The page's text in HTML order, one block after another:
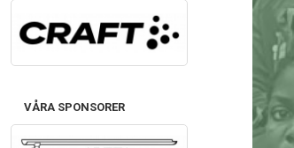
VÅRA SPONSORER